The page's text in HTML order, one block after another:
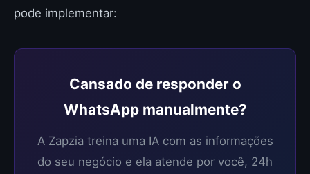
pode implementar:
Cansado de responder o
WhatsApp manualmente?
A Zapzia treina uma IA com as informações
do seu negócio e ela atende por você, 24h